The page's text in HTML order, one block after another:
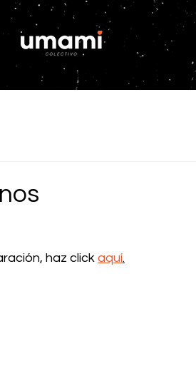
haz click aquí.